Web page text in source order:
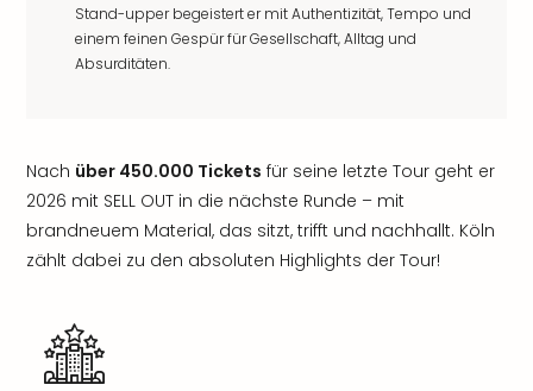
Stand-upper begeistert er mit Authentizität, Tempo und
einem feinen Gespür für Gesellschaft, Alltag und
Absurditäten.
Nach über 450.000 Tickets für seine letzte Tour geht er
2026 mit SELL OUT in die nächste Runde – mit
brandneuem Material, das sitzt, trifft und nachhallt. Köln
zählt dabei zu den absoluten Highlights der Tour!